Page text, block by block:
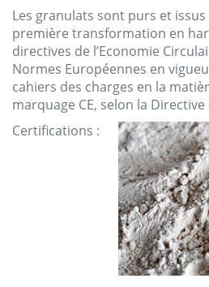
Les granulats sont purs et issus
première transformation en
directives de l’Economie
Normes Européennes en
cahiers des charges en la
marquage CE, selon la
Certifications :